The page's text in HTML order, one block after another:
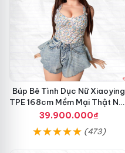
Búp Bê Tình Dục Nữ Xiaoying
TPE 168cm Mềm Mại Thật Như
Người Chơi
39.900.000₫
(473)